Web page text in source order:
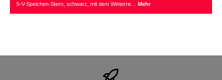
5-V-Speichen-Stern, schwarz, mit dem Winterre… Mehr